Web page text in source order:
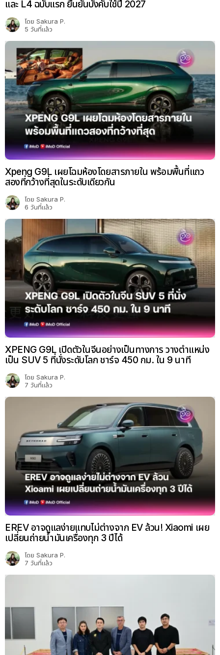
และ L4 ฉบับแรก ยืนยันบังคับใช้ปี 2027
โดย Sakura P.
5 วันที่แล้ว
Xpeng G9L เผยโฉมห้องโดยสารภายใน พร้อมพื้นที่แถว
สองที่กว้างที่สุดในระดับเดียวกัน
โดย Sakura P.
6 วันที่แล้ว
XPENG G9L เปิดตัวในจีนอย่างเป็นทางการ วางตำแหน่ง
เป็น SUV 5 ที่นั่งระดับโลก ชาร์จ 450 กม. ใน 9 นาที
โดย Sakura P.
7 วันที่แล้ว
EREV อาจดูแลง่ายแทบไม่ต่างจาก EV ล้วน! Xiaomi เผย
เปลี่ยนถ่ายน้ำมันเครื่องทุก 3 ปีได้
โดย Sakura P.
7 วันที่แล้ว